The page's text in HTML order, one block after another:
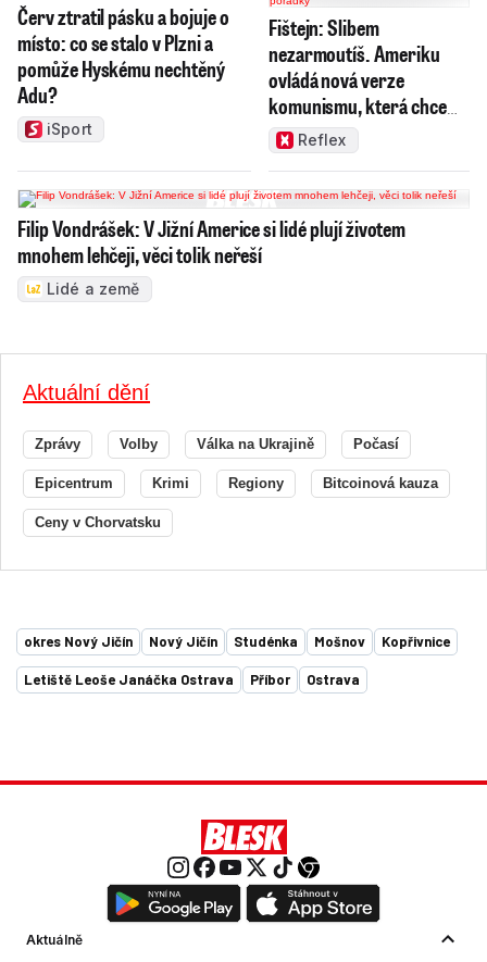
Červ ztratil pásku a bojuje o
místo: co se stalo v Plzni a
pomůže Hyskému nechtěný
Adu?
iSport
Fištejn: Slibem
nezarmoutíš. Ameriku
ovládá nová verze
komunismu, která chce
měnit zajeté pořádky
Reflex
Filip Vondrášek: V Jižní Americe si lidé plují životem
mnohem lehčeji, věci tolik neřeší
Lidé a země
Aktuální dění
Zprávy Volby Válka na Ukrajině Počasí
Epicentrum Krimi Regiony Bitcoinová kauza
Ceny v Chorvatsku
okres Nový Jičín Nový Jičín Studénka Mošnov Kopřivnice
Letiště Leoše Janáčka Ostrava Příbor Ostrava
Aktuálně